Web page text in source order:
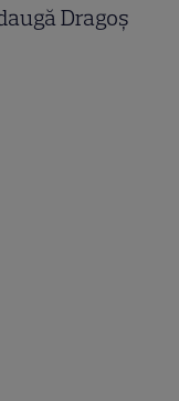
Dragoş